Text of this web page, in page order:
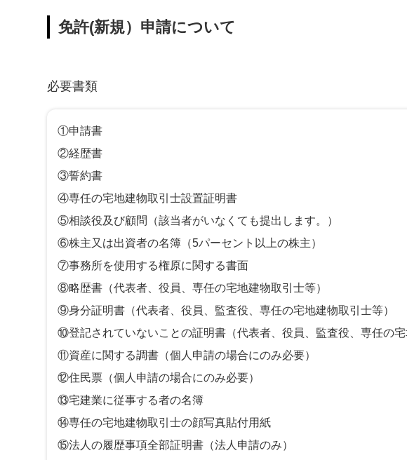
免許(新規）申請について
必要書類
①申請書
②経歴書
③誓約書
④専任の宅地建物取引士設置証明書
⑤相談役及び顧問（該当者がいなくても提出します。）
⑥株主又は出資者の名簿（5パーセント以上の株主）
⑦事務所を使用する権原に関する書面
⑧略歴書（代表者、役員、専任の宅地建物取引士等）
⑨身分証明書（代表者、役員、監査役、専任の宅地建物取引士等）
⑩登記されていないことの証明書（代表者、役員、監査役、専任の宅
⑪資産に関する調書（個人申請の場合にのみ必要）
⑫住民票（個人申請の場合にのみ必要）
⑬宅建業に従事する者の名簿
⑭専任の宅地建物取引士の顔写真貼付用紙
⑮法人の履歴事項全部証明書（法人申請のみ）